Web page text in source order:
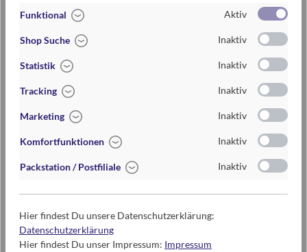
Lieferzeit
Preis
Maße
Materialien
Mine blau, auswechselbar
moses. Verlag GmbH
Arnoldstr. 13d
47906 Kempen
Funktional Aktiv
Shop Suche Inaktiv
Statistik Inaktiv
Tracking Inaktiv
Marketing Inaktiv
Komfortfunktionen Inaktiv
Packstation / Postfiliale Inaktiv
Hier findest Du unsere Datenschutzerklärung:
Datenschutzerklärung
Hier findest Du unser Impressum: Impressum